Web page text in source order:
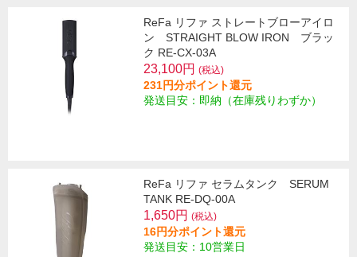
ReFa リファ ストレートブローアイロ
ン STRAIGHT BLOW IRON ブラッ
ク RE-CX-03A
23,100円 (税込)
231円分ポイント還元
発送目安：即納（在庫残りわずか）
ReFa リファ セラムタンク SERUM
TANK RE-DQ-00A
1,650円 (税込)
16円分ポイント還元
発送目安：10営業日